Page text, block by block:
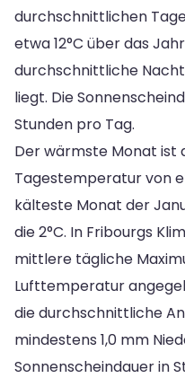
durchschnittlichen
etwa 12°C über das
durchschnittliche
liegt. Die
Stunden pro Tag.
Der wärmste Monat ist
Tagestemperatur von
kälteste Monat der
die 2°C. In Fribourgs
mittlere tägliche
Lufttemperatur
die durchschnittliche
mindestens 1,0 mm
Sonnenscheindauer in